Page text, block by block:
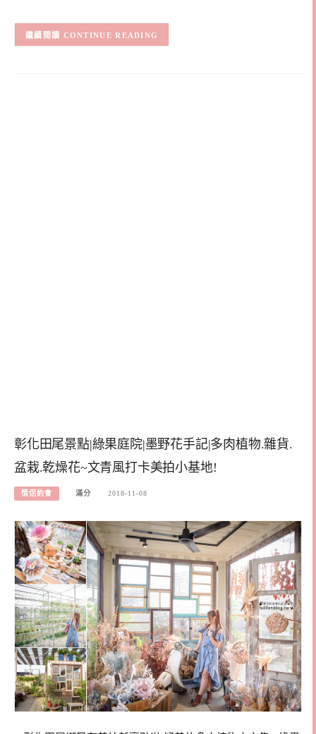
CONTINUE READING
彰化田尾景點|綠果庭院|墨野花手記|多肉植物.雜貨.
盆栽.乾燥花~文青風打卡美拍小基地!
情侶約會 滿分 2018-11-08